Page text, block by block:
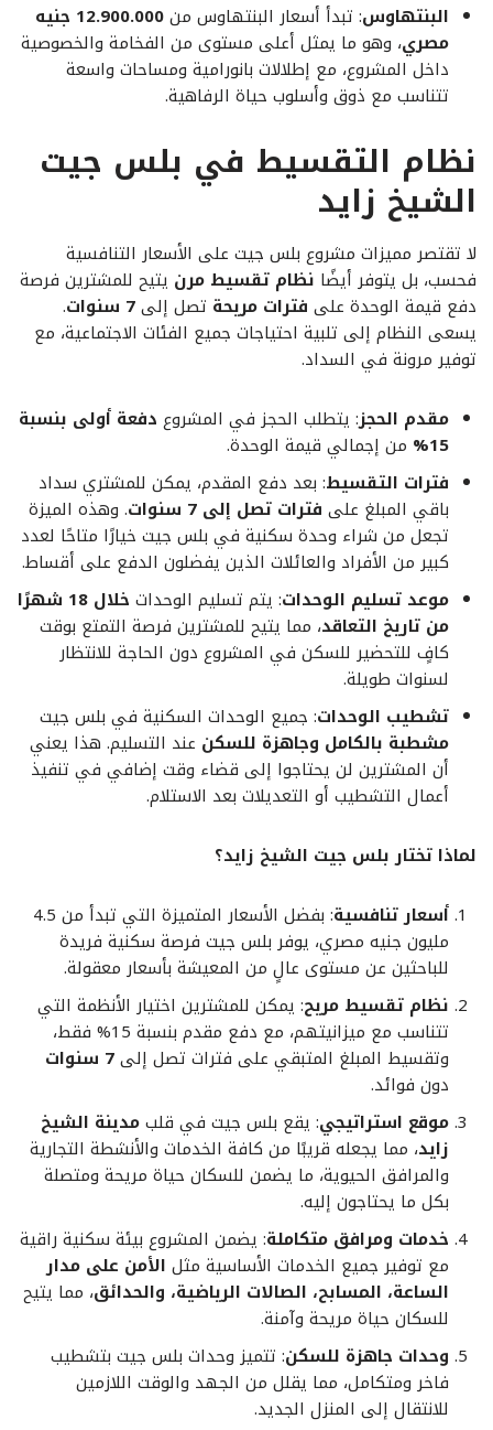
البنتهاوس: تبدأ أسعار البنتهاوس من
12.900.000 جنيه
مصري، وهو ما يمثل أعلى مستوى من الفخامة والخصوصية
داخل المشروع، مع إطلالات بانورامية ومساحات واسعة
تتناسب مع ذوق وأسلوب حياة الرفاهية.
نظام التقسيط في بلس جيت
الشيخ زايد
لا تقتصر مميزات مشروع بلس جيت على الأسعار التنافسية
فحسب، بل يتوفر أيضًا نظام تقسيط مرن يتيح للمشترين فرصة
دفع قيمة الوحدة على فترات مريحة تصل إلى7 سنوات
.
يسعى النظام إلى تلبية احتياجات جميع الفئات الاجتماعية، مع
توفير مرونة في السداد.
مقدم الحجز: يتطلب الحجز في المشروع دفعة أولى بنسبة
15%
من إجمالي قيمة الوحدة.
فترات التقسيط: بعد دفع المقدم، يمكن للمشتري سداد
باقي المبلغ على فترات تصل إلى 7 سنوات
. وهذه الميزة
تجعل من شراء وحدة سكنية في بلس جيت خيارًا متاحًا لعدد
كبير من الأفراد والعائلات الذين يفضلون الدفع على أقساط.
موعد تسليم الوحدات: يتم تسليم الوحدات
خلال 18 شهرًا
من تاريخ التعاقد، مما يتيح للمشترين فرصة التمتع بوقت
كافٍ للتحضير للسكن في المشروع دون الحاجة للانتظار
لسنوات طويلة.
تشطيب الوحدات: جميع الوحدات السكنية في بلس جيت
مشطبة بالكامل وجاهزة للسكن عند التسليم. هذا يعني
أن المشترين لن يحتاجوا إلى قضاء وقت إضافي في تنفيذ
أعمال التشطيب أو التعديلات بعد الاستلام.
لماذا تختار بلس جيت الشيخ زايد؟
أسعار تنافسية
: بفضل الأسعار المتميزة التي تبدأ من 4.5
مليون جنيه مصري، يوفر بلس جيت فرصة سكنية فريدة
للباحثين عن مستوى عالٍ من المعيشة بأسعار معقولة.
نظام تقسيط مريح: يمكن للمشترين اختيار الأنظمة التي
تتناسب مع ميزانيتهم، مع دفع مقدم بنسبة 15% فقط،
وتقسيط المبلغ المتبقي على فترات تصل إلى7 سنوات
دون فوائد.
موقع استراتيجي: يقع بلس جيت في قلبمدينة الشيخ
زايد، مما يجعله قريبًا من كافة الخدمات والأنشطة التجارية
والمرافق الحيوية، ما يضمن للسكان حياة مريحة ومتصلة
بكل ما يحتاجون إليه.
خدمات ومرافق متكاملة: يضمن المشروع بيئة سكنية راقية
مع توفير جميع الخدمات الأساسية مثل الأمن على مدار
الساعة، المسابح، الصالات الرياضية، والحدائق، مما يتيح
للسكان حياة مريحة وآمنة.
وحدات جاهزة للسكن: تتميز وحدات بلس جيت بتشطيب
فاخر ومتكامل، مما يقلل من الجهد والوقت اللازمين
للانتقال إلى المنزل الجديد.